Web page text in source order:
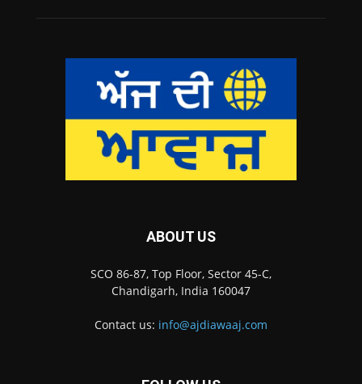
ABOUT US
SCO 86-87, Top Floor, Sector 45-C,
Chandigarh, India 160047
Contact us: info@ajdiawaaj.com